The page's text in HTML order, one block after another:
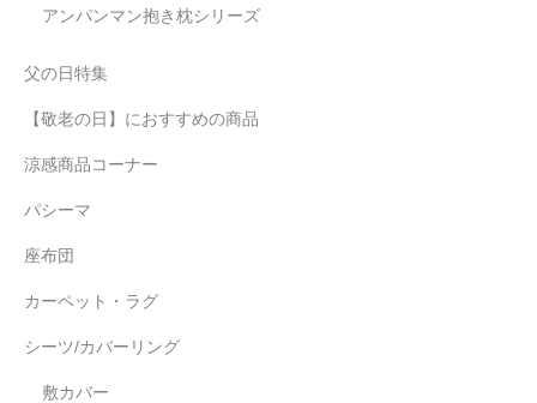
アンパンマン抱き枕シリーズ
父の日特集
【敬老の日】におすすめの商品
涼感商品コーナー
パシーマ
座布団
カーペット・ラグ
シーツ/カバーリング
敷カバー